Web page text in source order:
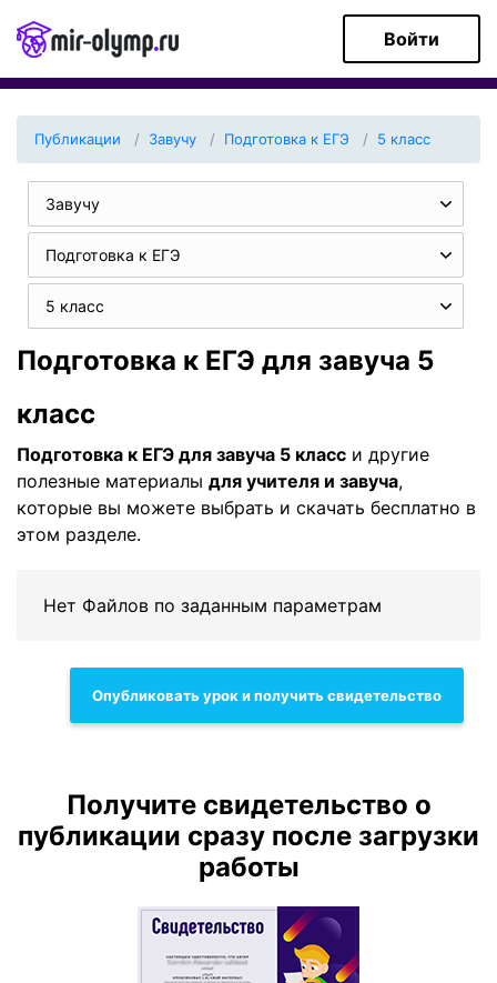
Войти
Публикации Завучу Подготовка к ЕГЭ 5 класс
Завучу
Подготовка к ЕГЭ
5 класс
Подготовка к ЕГЭ для завуча 5
класс
Подготовка к ЕГЭ для завуча 5 класс и другие
полезные материалы для учителя и завуча,
которые вы можете выбрать и скачать бесплатно в
этом разделе.
Нет Файлов по заданным параметрам
Опубликовать урок и получить свидетельство
Получите свидетельство о
публикации сразу после загрузки
работы